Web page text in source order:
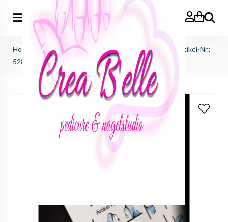
Zoeken
Home afprijzingen>sale waterdecals ink victus > Artikel-Nr.:
5281- fullglitter